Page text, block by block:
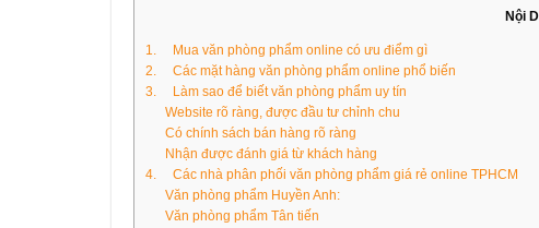
Nội
1. Mua văn phòng phẩm online có ưu điểm gì
2. Các mặt hàng văn phòng phẩm online phổ biến
3. Làm sao để biết văn phòng phẩm uy tín
Website rõ ràng, được đầu tư chỉnh chu
Có chính sách bán hàng rõ ràng
Nhận được đánh giá từ khách hàng
4. Các nhà phân phối văn phòng phẩm giá rẻ online TPHCM
Văn phòng phẩm Huyền Anh:
Văn phòng phẩm Tân tiến